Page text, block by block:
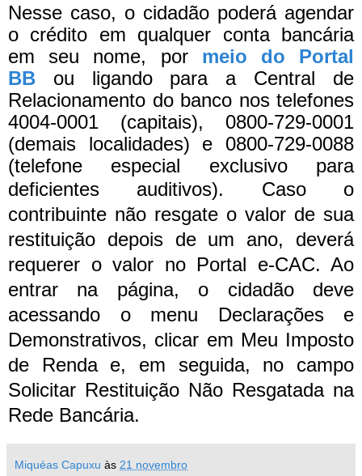
Nesse caso, o cidadão poderá agendar
o crédito em qualquer conta bancária
em seu nome, por meio do Portal
BB ou ligando para a Central de
Relacionamento do banco nos telefones
4004-0001 (capitais), 0800-729-0001
(demais localidades) e 0800-729-0088
(telefone especial exclusivo para
deficientes auditivos). Caso o
contribuinte não resgate o valor de sua
restituição depois de um ano, deverá
requerer o valor no Portal e-CAC. Ao
entrar na página, o cidadão deve
acessando o menu Declarações e
Demonstrativos, clicar em Meu Imposto
de Renda e, em seguida, no campo
Solicitar Restituição Não Resgatada na
Rede Bancária.
Miquéas Capuxu às 21 novembro